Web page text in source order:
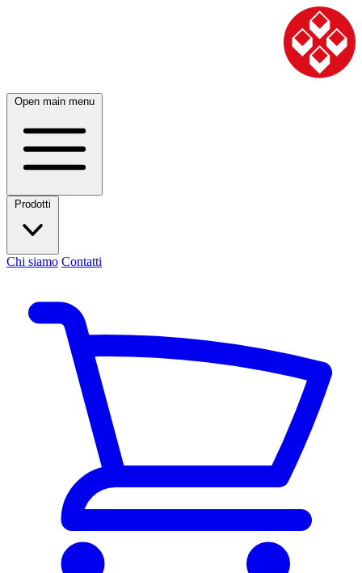
Open main menu
Prodotti
Chi siamo Contatti